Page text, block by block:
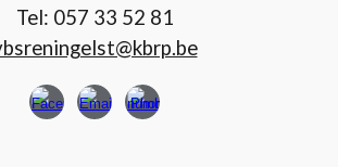
Tel: 057 33 52 81